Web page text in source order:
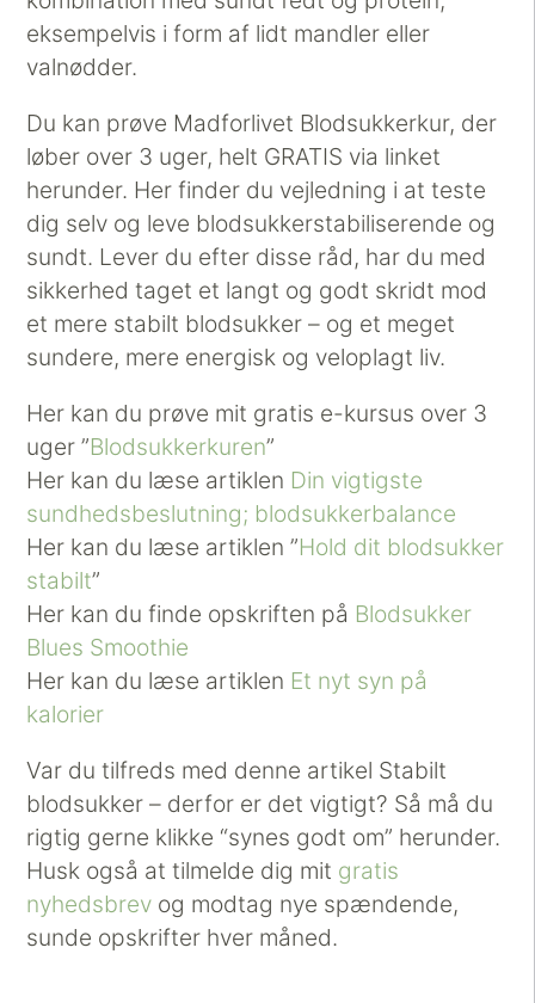
eksempelvis i form af lidt mandler eller
valnødder.
Du kan prøve Madforlivet Blodsukkerkur, der
løber over 3 uger, helt GRATIS via linket
herunder. Her finder du vejledning i at teste
dig selv og leve blodsukkerstabiliserende og
sundt. Lever du efter disse råd, har du med
sikkerhed taget et langt og godt skridt mod
et mere stabilt blodsukker – og et meget
sundere, mere energisk og veloplagt liv.
Her kan du prøve mit gratis e-kursus over 3
uger ”Blodsukkerkuren”
Her kan du læse artiklen Din vigtigste
sundhedsbeslutning; blodsukkerbalance
Her kan du læse artiklen ”Hold dit blodsukker
stabilt”
Her kan du finde opskriften på Blodsukker
Blues Smoothie
Her kan du læse artiklen Et nyt syn på
kalorier
Var du tilfreds med denne artikel Stabilt
blodsukker – derfor er det vigtigt? Så må du
rigtig gerne klikke “synes godt om” herunder.
Husk også at tilmelde dig mit gratis
nyhedsbrev og modtag nye spændende,
sunde opskrifter hver måned.